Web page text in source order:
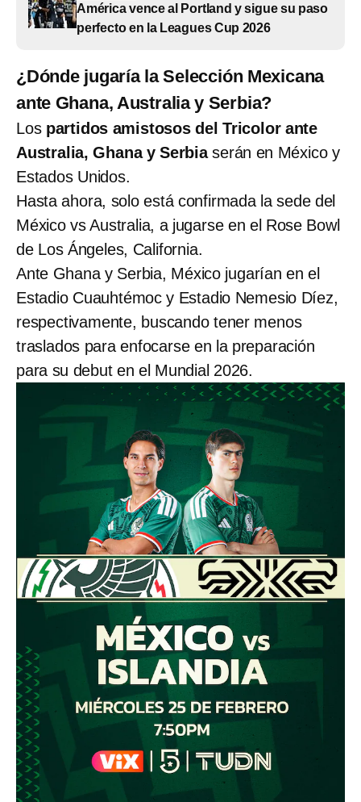
América vence al Portland y sigue su paso
perfecto en la Leagues Cup 2026
¿Dónde jugaría la Selección Mexicana
ante Ghana, Australia y Serbia?
Los partidos amistosos del Tricolor ante
Australia, Ghana y Serbiaserán en México y
Estados Unidos.
Hasta ahora, solo está confirmada la sede del
México vs Australia, a jugarse en el Rose Bowl
de Los Ángeles, California.
Ante Ghana y Serbia, México jugarían en el
Estadio Cuauhtémoc y Estadio Nemesio Díez,
respectivamente, buscando tener menos
traslados para enfocarse en la preparación
para su debut en el Mundial 2026.